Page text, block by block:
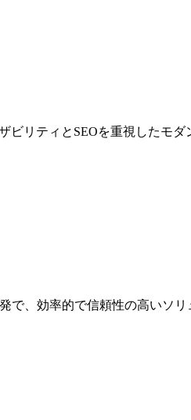
リティとSEOを重視したモダ
で、効率的で信頼性の高いソリ